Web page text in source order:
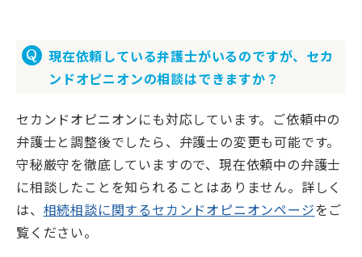
現在依頼している弁護士がいるのですが、セカ
ンドオピニオンの相談はできますか？
セカンドオピニオンにも対応しています。ご依頼中の
弁護士と調整後でしたら、弁護士の変更も可能です。
守秘厳守を徹底していますので、現在依頼中の弁護士
に相談したことを知られることはありません。詳しく
は、 相続相談に関するセカンドオピニオンページをご
覧ください。